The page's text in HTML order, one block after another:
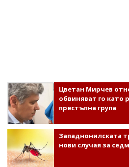
Цветан Мирчев
обвиняват го като
престъпна група
Западнонилската
нови случая за